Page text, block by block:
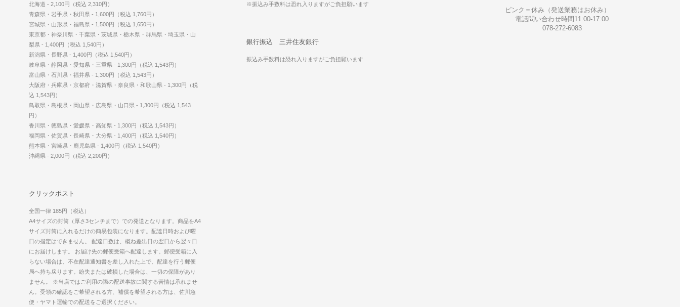
北海道 - 2,100円（税込 2,310円）
青森県・岩手県・秋田県 - 1,600円（税込 1,760円）
宮城県・山形県・福島県 - 1,500円（税込 1,650円）
東京都・神奈川県・千葉県・茨城県・栃木県・群馬県・埼玉県・山
梨県 - 1,400円（税込 1,540円）
新潟県・長野県 - 1,400円（税込 1,540円）
岐阜県・静岡県・愛知県・三重県 - 1,300円（税込 1,543円）
富山県・石川県・福井県 - 1,300円（税込 1,543円）
大阪府・兵庫県・京都府・滋賀県・奈良県・和歌山県 - 1,300円（税
込 1,543円）
鳥取県・島根県・岡山県・広島県・山口県 - 1,300円（税込 1,543
円）
香川県・徳島県・愛媛県・高知県 - 1,300円（税込 1,543円）
福岡県・佐賀県・長崎県・大分県 - 1,400円（税込 1,540円）
熊本県・宮崎県・鹿児島県 - 1,400円（税込 1,540円）
沖縄県 - 2,000円（税込 2,200円）
クリックポスト
全国一律 185円（税込）
A4サイズの封筒（厚さ3センチまで）での発送となります。商品をA4
サイズ封筒に入れるだけの簡易包装になります。配達日時および曜
日の指定はできません。 配達日数は、概ね差出日の翌日から翌々日
にお届けします。 お届け先の郵便受箱へ配達します。郵便受箱に入
らない場合は、不在配達通知書を差し入れた上で、配達を行う郵便
局へ持ち戻ります。紛失または破損した場合は、一切の保障があり
ません。 ※当店ではご利用の際の配送事故に関する苦情は承れませ
ん。受領の確認をご希望される方、補償を希望される方は、佐川急
便・ヤマト運輸での配送をご選択ください。
※振込み手数料は恐れ入りますがご負担願います
銀行振込 三井住友銀行
振込み手数料は恐れ入りますがご負担願います
ピンク＝休み（発送業務はお休み）
電話問い合わせ時間11:00-17:00
078-272-6083